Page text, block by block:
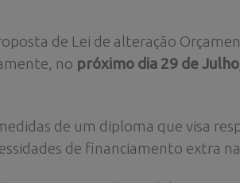
de Lei de alteração
no próximo dia 29 de
de um diploma que visa
de financiamento extra